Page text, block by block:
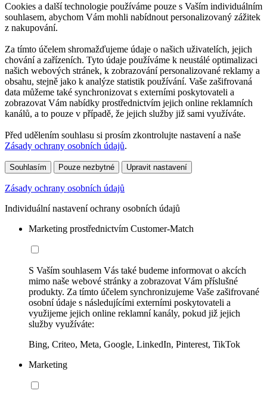
Cookies a další technologie používáme pouze s Vaším individuálním
souhlasem, abychom Vám mohli nabídnout personalizovaný zážitek
z nakupování.
Za tímto účelem shromažďujeme údaje o našich uživatelích, jejich
chování a zařízeních. Tyto údaje používáme k neustálé optimalizaci
našich webových stránek, k zobrazování personalizované reklamy a
obsahu, stejně jako k analýze statistik používání. Vaše zašifrovaná
data můžeme také synchronizovat s externími poskytovateli a
zobrazovat Vám nabídky prostřednictvím jejich online reklamních
kanálů, a to pouze v případě, že jejich služby již sami využíváte.
Před udělením souhlasu si prosím zkontrolujte nastavení a naše
Zásady ochrany osobních údajů.
Souhlasím Pouze nezbytné Upravit nastavení
Zásady ochrany osobních údajů
Individuální nastavení ochrany osobních údajů
Marketing prostřednictvím Customer-Match
S Vaším souhlasem Vás také budeme informovat o akcích
mimo naše webové stránky a zobrazovat Vám příslušné
produkty. Za tímto účelem synchronizujeme Vaše zašifrované
osobní údaje s následujícími externími poskytovateli a
využijeme jejich online reklamní kanály, pokud již jejich
služby využíváte:
Bing, Criteo, Meta, Google, LinkedIn, Pinterest, TikTok
Marketing